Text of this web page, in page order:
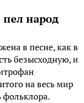
народ
в песне, как в
безысходную, и
на весь мир
фольклора.